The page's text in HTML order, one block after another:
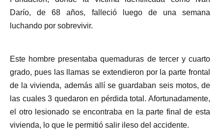
Darío, de 68 años, falleció luego de una semana
luchando por sobrevivir.
Este hombre presentaba quemaduras de tercer y cuarto
grado, pues las llamas se extendieron por la parte frontal
de la vivienda, además allí se guardaban seis motos, de
las cuales 3 quedaron en pérdida total. Afortunadamente,
el otro lesionado se encontraba en la parte final de esta
vivienda, lo que le permitió salir ileso del accidente.